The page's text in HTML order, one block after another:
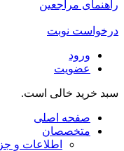
راهنمای مراجعین
درخواست نوبت
ورود
عضویت
سبد خرید خالی است.
صفحه اصلی
متخصصان
اطلاعات و